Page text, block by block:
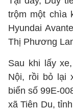
trộm một chìa
Hyundai
Thị Phương
Sau khi lấy
Nội, rồi bỏ lại
biển số 99E-
xã Tiên Du,